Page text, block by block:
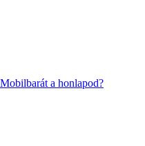
Mobilbarát a honlapod?